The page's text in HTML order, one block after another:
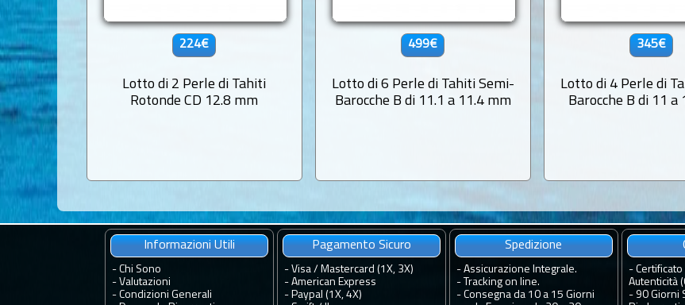
224€
Lotto di 2 Perle di Tahiti
Rotonde CD 12.8 mm
499€
Lotto di 6 Perle di Tahiti Semi-
Barocche B di 11.1 a 11.4 mm
345€
Lotto di 4 Perle di
Barocche B di 11 a
Informazioni Utili
- Chi Sono
- Valutazioni
- Condizioni Generali
Pagamento Sicuro
- Visa / Mastercard (1X, 3X)
- American Express
- Paypal (1X, 4X)
Spedizione
- Assicurazione Integrale.
- Tracking on line.
- Consegna da 10 a 15 Giorni
- Certificato
Autenticità
- 90 Giorni